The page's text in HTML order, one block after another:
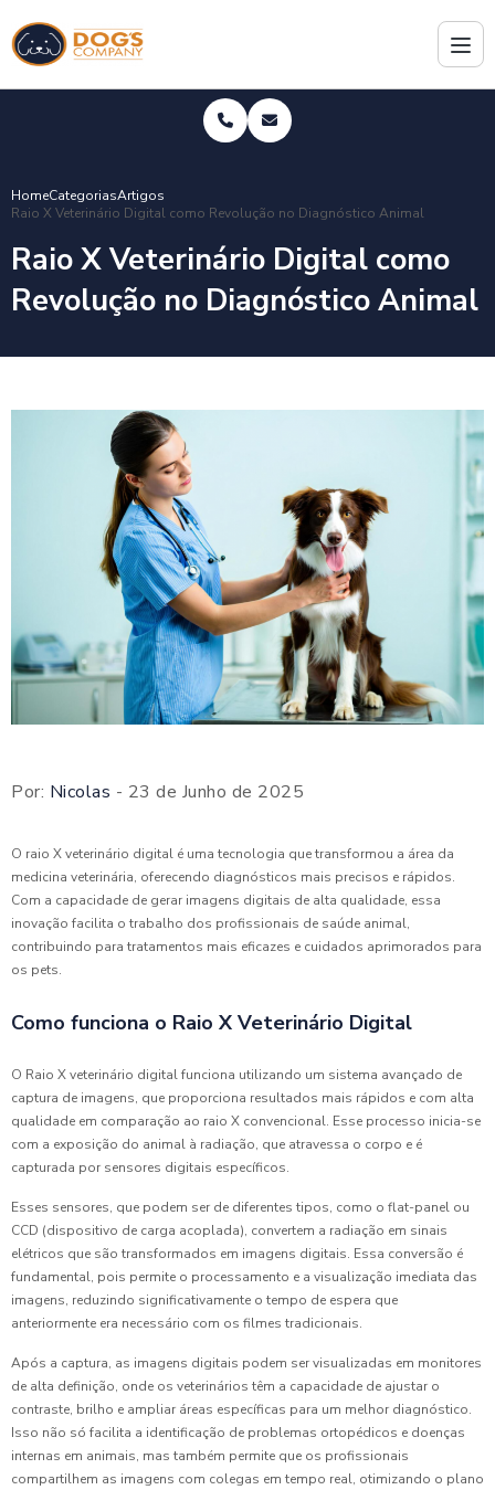
HomeCategoriasArtigos
Raio X Veterinário Digital como Revolução no Diagnóstico Animal
Raio X Veterinário Digital como
Revolução no Diagnóstico Animal
Por: Nicolas - 23 de Junho de 2025
O raio X veterinário digital é uma tecnologia que transformou a área da
medicina veterinária, oferecendo diagnósticos mais precisos e rápidos.
Com a capacidade de gerar imagens digitais de alta qualidade, essa
inovação facilita o trabalho dos profissionais de saúde animal,
contribuindo para tratamentos mais eficazes e cuidados aprimorados para
os pets.
Como funciona o Raio X Veterinário Digital
O Raio X veterinário digital funciona utilizando um sistema avançado de
captura de imagens, que proporciona resultados mais rápidos e com alta
qualidade em comparação ao raio X convencional. Esse processo inicia-se
com a exposição do animal à radiação, que atravessa o corpo e é
capturada por sensores digitais específicos.
Esses sensores, que podem ser de diferentes tipos, como o flat-panel ou
CCD (dispositivo de carga acoplada), convertem a radiação em sinais
elétricos que são transformados em imagens digitais. Essa conversão é
fundamental, pois permite o processamento e a visualização imediata das
imagens, reduzindo significativamente o tempo de espera que
anteriormente era necessário com os filmes tradicionais.
Após a captura, as imagens digitais podem ser visualizadas em monitores
de alta definição, onde os veterinários têm a capacidade de ajustar o
contraste, brilho e ampliar áreas específicas para um melhor diagnóstico.
Isso não só facilita a identificação de problemas ortopédicos e doenças
internas em animais, mas também permite que os profissionais
compartilhem as imagens com colegas em tempo real, otimizando o plano